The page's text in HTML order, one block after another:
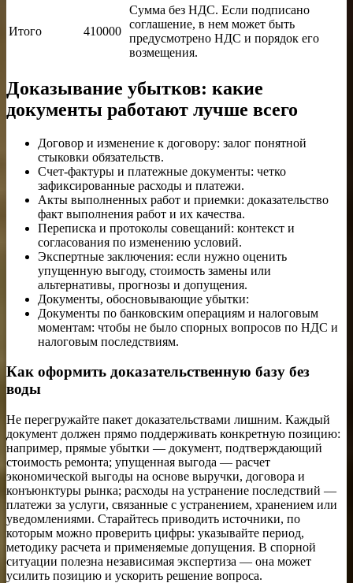
Итого 410000
Сумма без НДС. Если подписано
соглашение, в нем может быть
предусмотрено НДС и порядок его
возмещения.
Доказывание убытков: какие
документы работают лучше всего
Договор и изменение к договору: залог понятной
стыковки обязательств.
Счет-фактуры и платежные документы: четко
зафиксированные расходы и платежи.
Акты выполненных работ и приемки: доказательство
факт выполнения работ и их качества.
Переписка и протоколы совещаний: контекст и
согласования по изменению условий.
Экспертные заключения: если нужно оценить
упущенную выгоду, стоимость замены или
альтернативы, прогнозы и допущения.
Документы, обосновывающие убытки:
Документы по банковским операциям и налоговым
моментам: чтобы не было спорных вопросов по НДС и
налоговым последствиям.
Как оформить доказательственную базу без
воды
Не перегружайте пакет доказательствами лишним. Каждый
документ должен прямо поддерживать конкретную позицию:
например, прямые убытки — документ, подтверждающий
стоимость ремонта; упущенная выгода — расчет
экономической выгоды на основе выручки, договора и
конъюнктуры рынка; расходы на устранение последствий —
платежи за услуги, связанные с устранением, хранением или
уведомлениями. Старайтесь приводить источники, по
которым можно проверить цифры: указывайте период,
методику расчета и применяемые допущения. В спорной
ситуации полезна независимая экспертиза — она может
усилить позицию и ускорить решение вопроса.